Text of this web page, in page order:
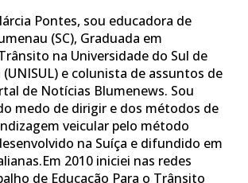
Pontes, sou educadora de
(SC), Graduada em
na Universidade do Sul de
e colunista de assuntos de
de Notícias Blumenews. Sou
medo de dirigir e dos métodos de
veicular pelo método
na Suíça e difundido em
2010 iniciei nas redes
de Educação Para o Trânsito